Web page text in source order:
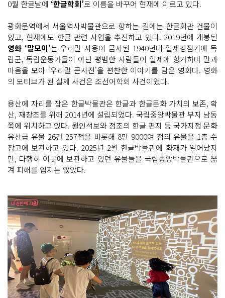
0월 한글날에 ‘한글학회’로 이름을 바꾸어 현재에 이르고 있다.
광화문역에서 서울역사박물관으로 향하는 길에는 한글회관 건물이
있고, 현재에도 한글 관련 사업을 추진하고 있다. 2019년에 개봉된
영화 ‘말모이’는 우리말 사용이 금지된 1940년대 일제강점기에 독
립군, 독립운동가들이 아닌 평범한 사람들이 일제에 항거하며 말과
마음을 모아 '우리말 큰사전'을 편찬한 이야기를 담은 영화다. 영화
의 모티브가 된 실제 사건은 조선어학회 사건이었다.
용산에 자리를 잡은 한글박물관은 한글과 한글문화 가치의 보존, 확
산, 재창조를 위해 2014년에 설립되었다. 국립중앙박물관 부지 남동
쪽에 위치하고 있다. 월인석보와 정조의 한글 편지 등 국가지정 문화
유산급 유물 26건 257점을 비롯해 8만 9000여 점의 유물을 1층 수
장고에 보관하고 있다. 2025년 2월 한글박물관에 화재가 일어났지
만, 다행히 이곳에 보관하고 있던 유물들을 국립중앙박물관으로 옮
겨 피해를 입지는 않았다.